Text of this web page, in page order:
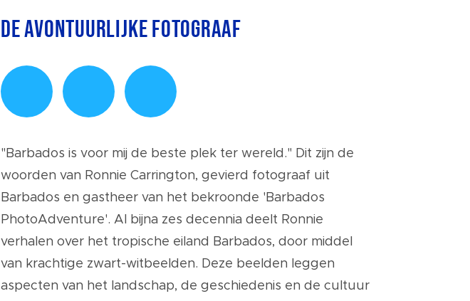
De Avontuurlijke Fotograaf
"Barbados is voor mij de beste plek ter wereld." Dit zijn de
woorden van Ronnie Carrington, gevierd fotograaf uit
Barbados en gastheer van het bekroonde 'Barbados
PhotoAdventure'. Al bijna zes decennia deelt Ronnie
verhalen over het tropische eiland Barbados, door middel
van krachtige zwart-witbeelden. Deze beelden leggen
aspecten van het landschap, de geschiedenis en de cultuur